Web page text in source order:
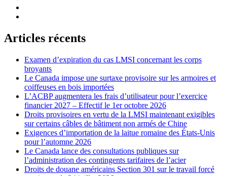
Articles récents
Examen d’expiration du cas LMSI concernant les corps
broyants
Le Canada impose une surtaxe provisoire sur les armoires et
coiffeuses en bois importées
L’ACBP augmentera les frais d’utilisateur pour l’exercice
financier 2027 – Effectif le 1er octobre 2026
Droits provisoires en vertu de la LMSI maintenant exigibles
sur certains câbles de bâtiment non armés de Chine
Exigences d’importation de la laitue romaine des États-Unis
pour l’automne 2026
Le Canada lance des consultations publiques sur
l’administration des contingents tarifaires de l’acier
Droits de douane américains Section 301 sur le travail forcé